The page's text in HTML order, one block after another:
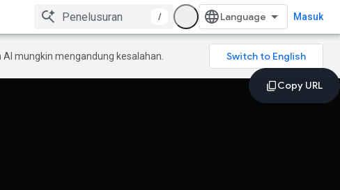
/ Masuk
mungkin mengandung kesalahan.